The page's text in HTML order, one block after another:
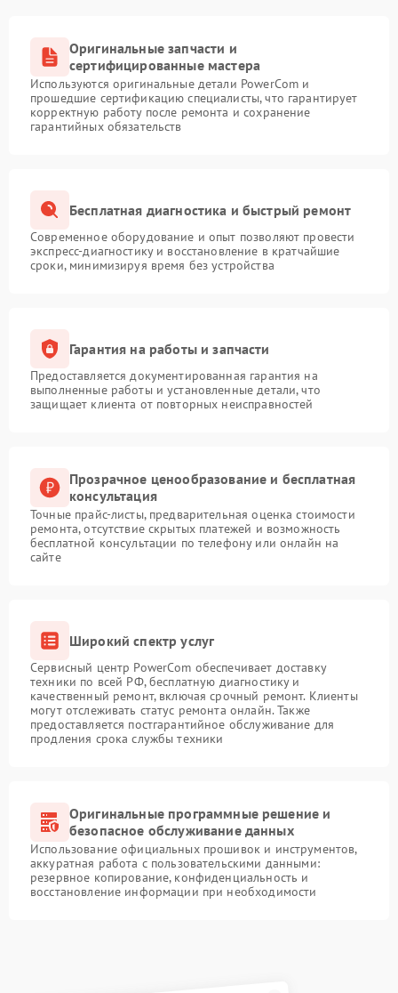
Оригинальные запчасти и
сертифицированные мастера
Используются оригинальные детали PowerCom и
прошедшие сертификацию специалисты, что гарантирует
корректную работу после ремонта и сохранение
гарантийных обязательств
Бесплатная диагностика и быстрый ремонт
Современное оборудование и опыт позволяют провести
экспресс-диагностику и восстановление в кратчайшие
сроки, минимизируя время без устройства
Гарантия на работы и запчасти
Предоставляется документированная гарантия на
выполненные работы и установленные детали, что
защищает клиента от повторных неисправностей
Прозрачное ценообразование и бесплатная
консультация
Точные прайс-листы, предварительная оценка стоимости
ремонта, отсутствие скрытых платежей и возможность
бесплатной консультации по телефону или онлайн на
сайте
Широкий спектр услуг
Сервисный центр PowerCom обеспечивает доставку
техники по всей РФ, бесплатную диагностику и
качественный ремонт, включая срочный ремонт. Клиенты
могут отслеживать статус ремонта онлайн. Также
предоставляется постгарантийное обслуживание для
продления срока службы техники
Оригинальные программные решение и
безопасное обслуживание данных
Использование официальных прошивок и инструментов,
аккуратная работа с пользовательскими данными:
резервное копирование, конфиденциальность и
восстановление информации при необходимости